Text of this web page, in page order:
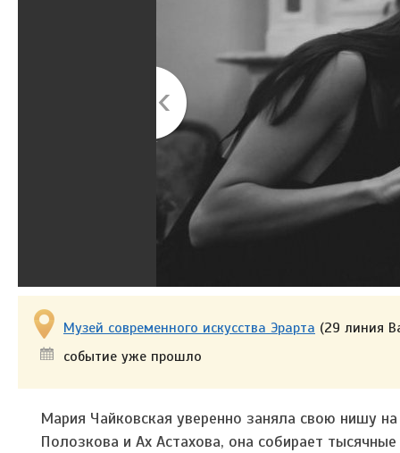
Музей современного искусства Эрарта (29 линия
событие уже прошло
Мария Чайковская уверенно заняла свою нишу
Полозкова и Ах Астахова, она собирает